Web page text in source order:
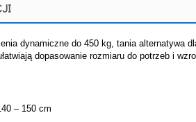
dynamiczne do 450 kg, tania alternatywa
dopasowanie rozmiaru do potrzeb i
– 150 cm